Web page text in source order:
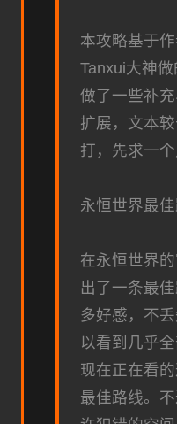
本攻略基于
Tanxui大神
做了一些补
扩展，文本
打，先求一
永恒世界最佳
在永恒世界
出了一条最
多好感，不
以看到几乎
现在正在看
最佳路线。